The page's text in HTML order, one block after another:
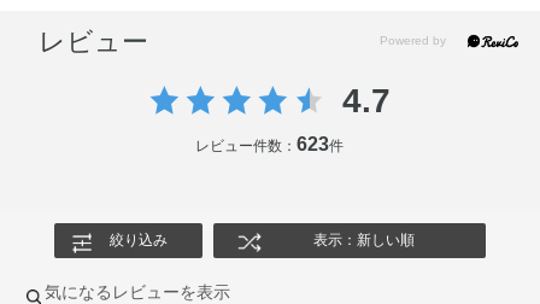
レビュー
4.7
レビュー件数：623件
絞り込み 表示：新しい順
気になるレビューを表示